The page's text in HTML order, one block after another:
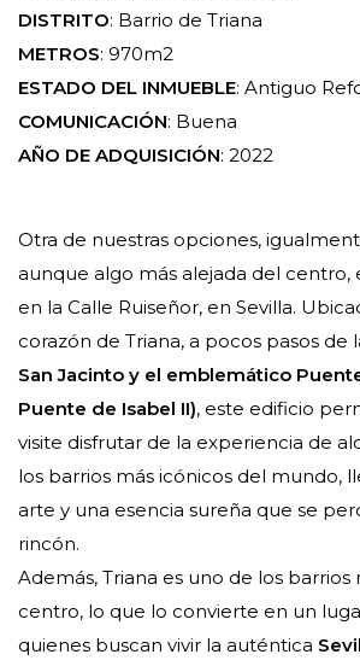
DISTRITO: Barrio de Triana
METROS: 970m2
ESTADO DEL INMUEBLE: Antiguo
COMUNICACIÓN: Buena
AÑO DE ADQUISICIÓN: 2022
Otra de nuestras opciones,
aunque algo más alejada del centro,
en la Calle Ruiseñor, en Sevilla.
corazón de Triana, a pocos pasos de
San Jacinto y el emblemático
Puente de Isabel II), este edificio
visite disfrutar de la experiencia de
los barrios más icónicos del mundo,
arte y una esencia sureña que se
rincón.
Además, Triana es uno de los barrios
centro, lo que lo convierte en un
quienes buscan vivir la auténtica